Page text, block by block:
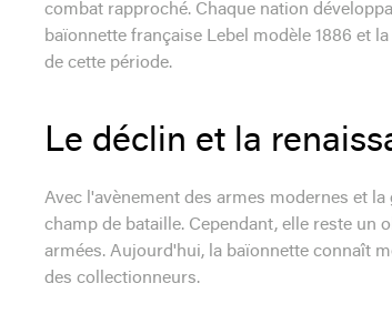
combat rapproché. Chaque nation
baïonnette française Lebel modèle 1886 et
de cette période.
Le déclin et la
Avec l'avènement des armes modernes et
champ de bataille. Cependant, elle reste un
armées. Aujourd'hui, la baïonnette connaît
des collectionneurs.